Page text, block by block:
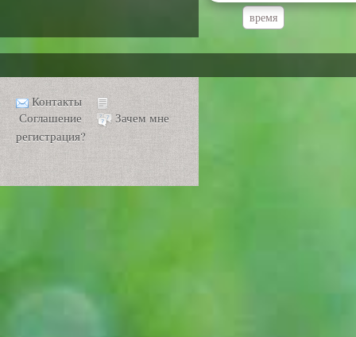
время
Контакты
Соглашение
Зачем мне
регистрация?